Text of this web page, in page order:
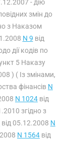
- дію
змін до
з Наказом
N 9 від
дії кодів по
5 Наказу
) ( Із змінами,
фінансів N
N 1024 від
згідно з
від 05.12.2008 N
N 1564 від